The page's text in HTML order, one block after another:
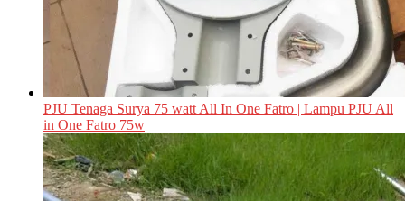
PJU Tenaga Surya 75 watt All In One Fatro | Lampu PJU All
in One Fatro 75w